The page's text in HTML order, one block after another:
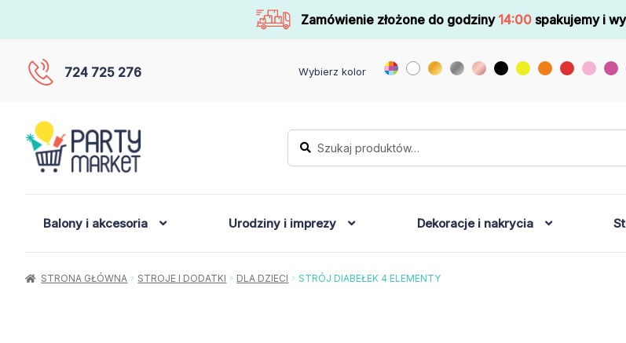
Zamówienie złożone do godziny 14:00 spakujemy i
724 725 276 Wybierz kolor
Szukaj:
Szukaj
Balony i akcesoria Urodziny i imprezy Dekoracje i nakrycia
STRONA GŁÓWNA STROJE I DODATKI DLA DZIECI STRÓJ DIABEŁEK 4 ELEMENTY